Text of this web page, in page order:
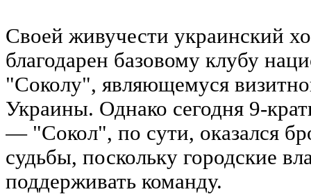
Своей живучести украинский
благодарен базовому клубу
"Соколу", являющемуся
Украины. Однако сегодня 9-
— "Сокол", по сути, оказался
судьбы, поскольку городские
поддерживать команду.